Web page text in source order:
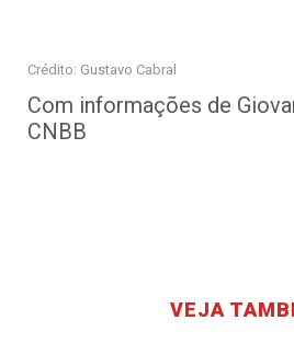
Crédito: Gustavo Cabral
Com informações de
CNBB
VEJA